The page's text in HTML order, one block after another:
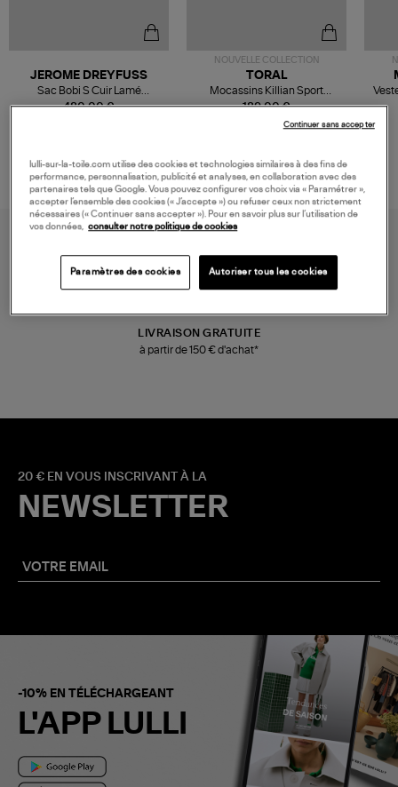
480,00 €
JEROME DREYFUSS
Sac Bobi S Cuir Lamé
Champagne
NOUVELLE COLLECTION
189,00 €
TORAL
Mocassins Killian Sport
Mousse
LIVRAISON GRATUITE
à partir de 150 € d'achat*
20 € EN VOUS INSCRIVANT À LA
NEWSLETTER
-10% EN TÉLÉCHARGEANT
L'APP LULLI
lulli-sur-la-toile.com utilise des cookies et technologies similaires à des fins de
performance, personnalisation, publicité et analyses, en collaboration avec des
partenaires tels que Google. Vous pouvez configurer vos choix via « Paramétrer »,
accepter l’ensemble des cookies (« J’accepte ») ou refuser ceux non strictement
nécessaires (« Continuer sans accepter »). Pour en savoir plus sur l’utilisation de
vos données, consulter notre politique de cookies
Paramètres des cookies Autoriser tous les cookies
Continuer sans accepter